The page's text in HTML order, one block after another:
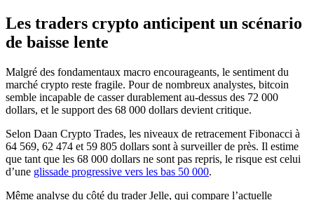
Les traders crypto anticipent un scénario
de baisse lente
Malgré des fondamentaux macro encourageants, le sentiment du
marché crypto reste fragile. Pour de nombreux analystes, bitcoin
semble incapable de casser durablement au-dessus des 72 000
dollars, et le support des 68 000 dollars devient critique.
Selon Daan Crypto Trades, les niveaux de retracement Fibonacci à
64 569, 62 474 et 59 805 dollars sont à surveiller de près. Il estime
que tant que les 68 000 dollars ne sont pas repris, le risque est celui
d’une glissade progressive vers les bas 50 000.
Même analyse du côté du trader Jelle, qui compare l’actuelle